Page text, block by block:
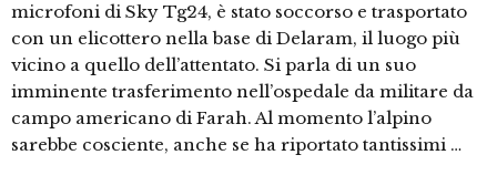
microfoni di Sky Tg24, è stato soccorso e trasportato
con un elicottero nella base di Delaram, il luogo più
vicino a quello dell’attentato. Si parla di un suo
imminente trasferimento nell’ospedale da militare da
campo americano di Farah. Al momento l’alpino
sarebbe cosciente, anche se ha riportato tantissimi …